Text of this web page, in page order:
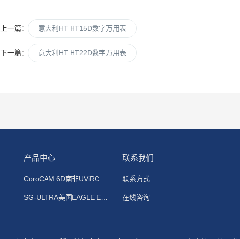
上一篇： 意大利HT HT15D数字万用表
下一篇： 意大利HT HT22D数字万用表
产品中心
CoroCAM 6D南非UViRCO 紫外线成像仪
SG-ULTRA美国EAGLE EYE 手持式密度/比重/浓度计
联系我们
联系方式
在线咨询